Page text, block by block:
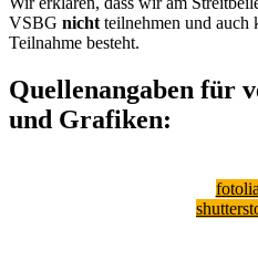
VSBG nicht teilnehmen und auch
Teilnahme besteht.
Quellenangaben für
und Grafiken: